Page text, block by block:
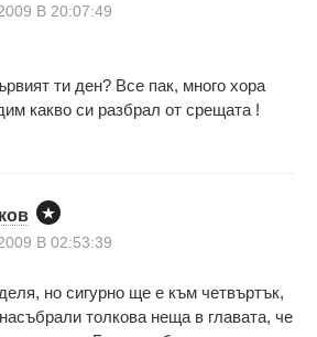
В 20:07:49
ти ден? Все пак, много хора
какво си разбрал от срещата !
В 02:53:39
но сигурно ще е към четвъртък,
толкова неща в главата, че